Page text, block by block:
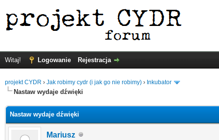
Witaj! Logowanie Rejestracja
projekt CYDR › Jak robimy cydr (i jak go nie robimy) › Inkubator
Nastaw wydaje dźwięki
Nastaw wydaje dźwięki
Mariusz